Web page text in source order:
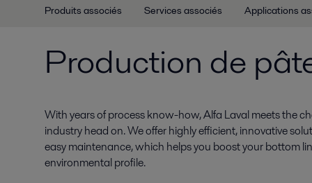
Produits associés Services associés Applications
Production de
With years of process know-how, Alfa Laval meets the
industry head on. We offer highly efficient, innovative
easy maintenance, which helps you boost your bottom
environmental profile.